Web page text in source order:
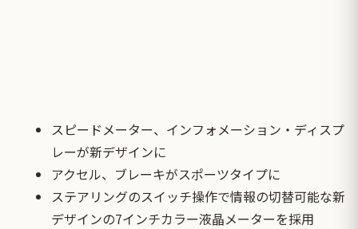
スピードメーター、インフォメーション・ディスプ
レーが新デザインに
アクセル、ブレーキがスポーツタイプに
ステアリングのスイッチ操作で情報の切替可能な新
デザインの7インチカラー液晶メーターを採用